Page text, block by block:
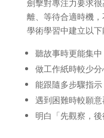
劍擊對專注力要求
離、等待合適時機
學術學習中建立以下
聽故事時更能集中
做工作紙時較少分
能跟隨多步驟指示
遇到困難時較願
明白「先觀察，